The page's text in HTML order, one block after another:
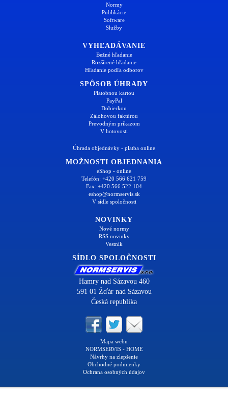
Normy
Publikácie
Software
Služby
VYHĽADÁVANIE
Bežné hľadanie
Rozšírené hľadanie
Hľadanie podľa odborov
SPÔSOB ÚHRADY
Platobnou kartou
PayPal
Dobierkou
Zálohovou faktúrou
Prevodným príkazom
V hotovosti
Úhrada objednávky - platba online
MOŽNOSTI OBJEDNANIA
eShop - online
Telefón: +420 566 621 759
Fax: +420 566 522 104
eshop@normservis.sk
V sídle spoločnosti
NOVINKY
Nové normy
RSS novinky
Vestník
SÍDLO SPOLOČNOSTI
Hamry nad Sázavou 460
591 01 Žďár nad Sázavou
Česká republika
Mapa webu
NORMSERVIS - HOME
Návrhy na zlepšenie
Obchodné podmienky
Ochrana osobných údajov